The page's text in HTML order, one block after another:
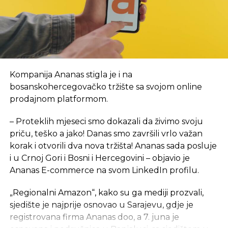
početak, kancelarije NTP-a biće u novom objektu
Arhitektonsko-građevinsko-geodetskog fakulteta i
Šumarskog fakulteta, u krugu Univerzitetskog
grada. Inače, lokacija je u neposrednoj blizini
tehničke dokumentacije tada bila u toku. Tada je i
rečeno da se na proljeće 2024. godine planira
polaganje kamena temeljca za izgradnju ovog
metara, sa planiranim rokom od 24 mjeseca, a tada
je procijenjeno da će okvirna vrijednost objekta,
neophodnom opremom i laboratorijom, iznositi 15
mil EUR.
odobrio sredstva za dva projekta u Srpskoj– jedan
je izgradnja Studentskog centra u Foči, a drugi
izgradnja Naučno-tehnološkog parka u Banjaluci.
Kompanija Ananas stigla je i na
bosanskohercegovačko tržište sa svojom online
prodajnom platformom.
– Proteklih mjeseci smo dokazali da živimo svoju
priču, teško a jako! Danas smo završili vrlo važan
korak i otvorili dva nova tržišta! Ananas sada posluje
i u Crnoj Gori i Bosni i Hercegovini – objavio je
Ananas E-commerce na svom LinkedIn profilu.
„Regionalni Amazon“, kako su ga mediji prozvali,
sjedište je najprije osnovao u Sarajevu, gdje je
registrovana firma Ananas doo, a 7. juna je